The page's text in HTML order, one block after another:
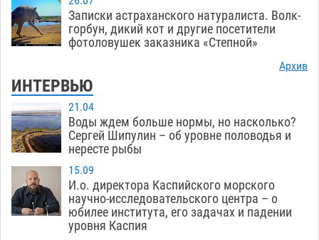
Записки астраханского натуралиста. Волк-
горбун, дикий кот и другие посетители
фотоловушек заказника «Степной»
Архив
ИНТЕРВЬЮ
21.04
Воды ждем больше нормы, но насколько?
Сергей Шипулин – об уровне половодья и
нересте рыбы
15.09
И.о. директора Каспийского морского
научно-исследовательского центра – о
юбилее института, его задачах и падении
уровня Каспия